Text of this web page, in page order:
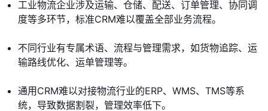
工业物流企业涉及运输、仓储、配送、订单管理、协同调
度等多环节，标准CRM难以覆盖全部业务流程。
不同行业有专属术语、流程与管理需求，如货物追踪、运
输路线优化、运单管理等。
通用CRM难以对接物流行业的ERP、WMS、TMS等系
统，导致数据割裂，管理效率低下。